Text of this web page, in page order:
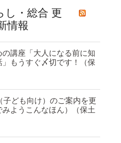
し・総合 更
情報
講座「大人になる前に知
もうすぐ〆切です！（保
ども向け）のご案内を更
ようこんなほん）（保土